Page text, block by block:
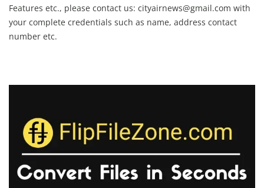
Features etc., please contact us: cityairnews@gmail.com with
your complete credentials such as name, address contact
number etc.